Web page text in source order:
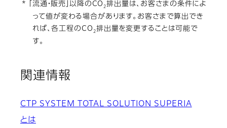
* 「流通・販売」以降のCO 2排出量は、お客さまの条件によ
って値が変わる場合があります。お客さまで算出でき
れば、各工程のCO 2排出量を変更することは可能で
す。
関連情報
CTP SYSTEM TOTAL SOLUTION SUPERIA
とは